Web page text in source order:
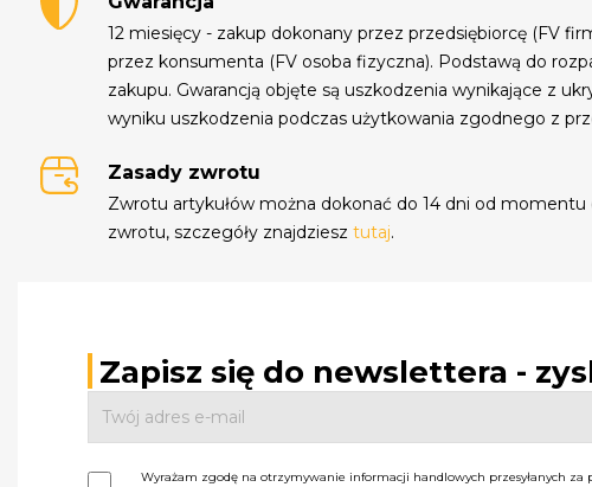
12 miesięcy - zakup dokonany przez przedsiębiorcę (FV
przez konsumenta (FV osoba fizyczna). Podstawą do
zakupu. Gwarancją objęte są uszkodzenia wynikające z
wyniku uszkodzenia podczas użytkowania zgodnego z
Zasady zwrotu
Zwrotu artykułów można dokonać do 14 dni od momentu
zwrotu, szczegóły znajdziesztutaj.
Zapisz się do newslettera -
Wyrażam zgodę na otrzymywanie informacji handlowych przesyłanych